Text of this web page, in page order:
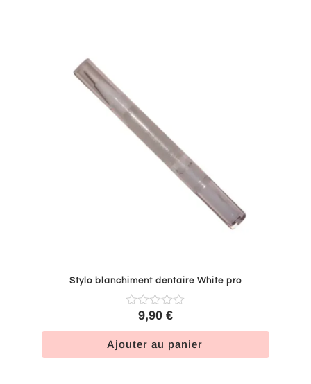
Stylo blanchiment dentaire White pro
9,90 €
Ajouter au panier